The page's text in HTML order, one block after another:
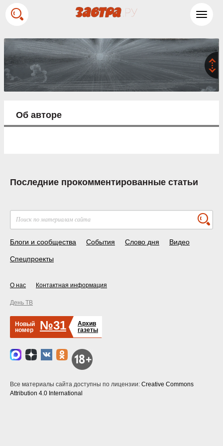
Об авторе
Последние прокомментированные статьи
Блоги и сообщества События Слово дня Видео
Спецпроекты
О нас Контактная информация
День ТВ
Новый
номер
№31
Архив
газеты
Все материалы сайта доступны по лицензии: Creative Commons
Attribution 4.0 International